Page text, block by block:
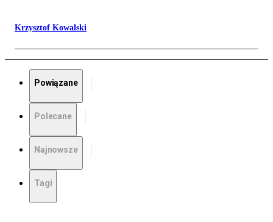
Krzysztof Kowalski
Powiązane
Polecane
Najnowsze
Tagi